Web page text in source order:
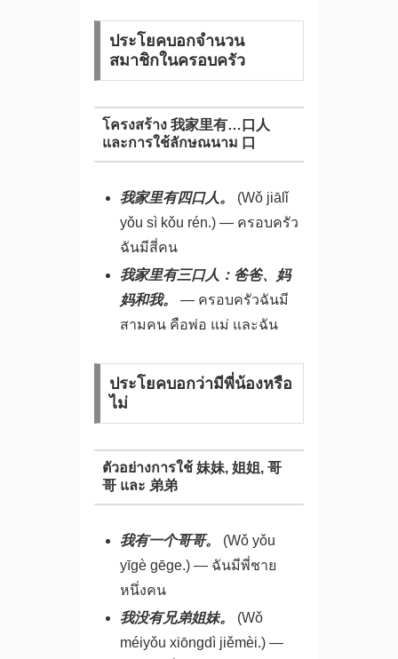
ประโยคบอกจำนวน
สมาชิกในครอบครัว
โครงสร้าง 我家里有…口人
และการใช้ลักษณนาม 口
我家里有四口人。
(Wǒ jiālǐ
yǒu sì kǒu rén.) — ครอบครัว
ฉันมีสี่คน
我家里有三口人：爸爸、妈
妈和我。
— ครอบครัวฉันมี
สามคน คือพ่อ แม่ และฉัน
ประโยคบอกว่ามีพี่น้องหรือ
ไม่
ตัวอย่างการใช้ 妹妹, 姐姐, 哥
哥 และ 弟弟
我有一个哥哥。
(Wǒ yǒu
yīgè gēge.) — ฉันมีพี่ชาย
หนึ่งคน
我没有兄弟姐妹。
(Wǒ
méiyǒu xiōngdì jiěmèi.) —